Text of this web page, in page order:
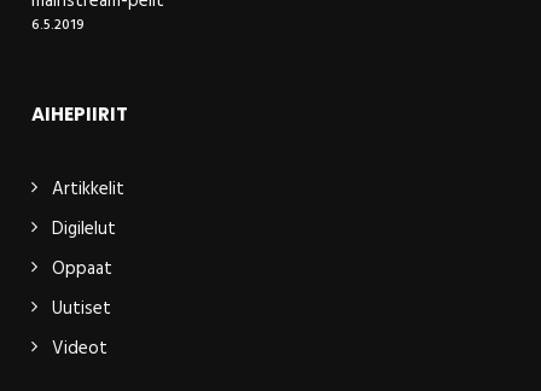
6.5.2019
AIHEPIIRIT
Artikkelit
Digilelut
Oppaat
Uutiset
Videot